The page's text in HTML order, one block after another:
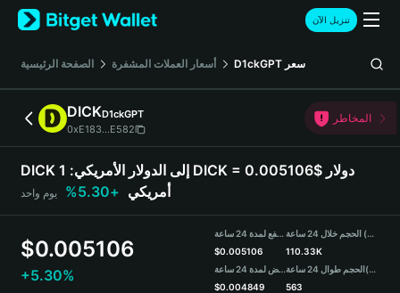
English
日本語
Русский
Español (Latinoamérica)
Türkçe
Deutsch
简体中文
Português (Portugal)
Bahasa Indonesia
تنزيل الآن
الصفحة الرئيسية أسعار العملات المشفرة D1ckGPT سعر
DICKD1ckGPT
0xE183...E582
المخاطر
DICK إلى الدولار الأمريكي: 1 DICK = 0.005106$ دولار
أمريكي +5.30% يوم واحد
$0.005106
+5.30%
مرتفع لمدة 24 ساعة
$0.005106
منخفض لمدة 24 ساعة
$0.004849
الحجم خلال 24 ساعة (DICK)
110.33K
الحجم طوال 24 ساعة(USDT)
563